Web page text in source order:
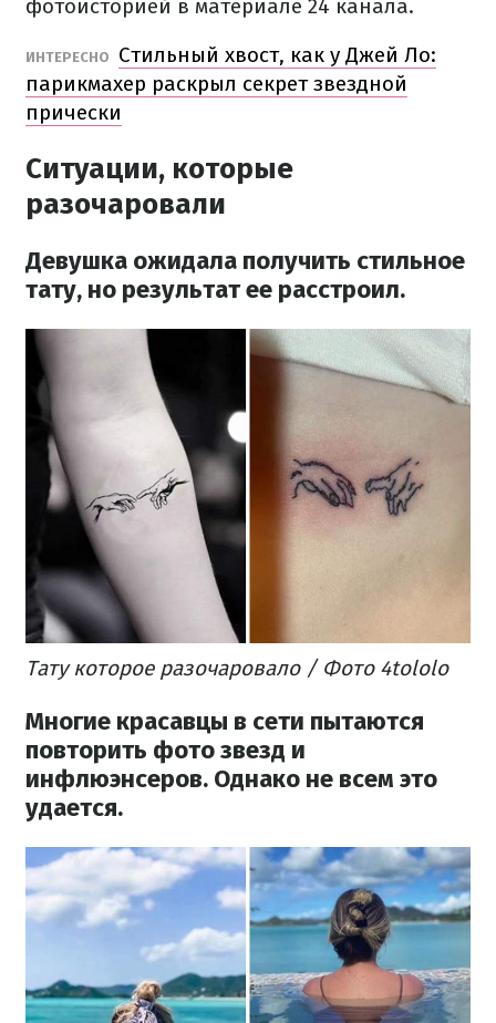
фотоисторией в материале 24 канала.
ИНТЕРЕСНО
Стильный хвост, как у Джей Ло:
парикмахер раскрыл секрет звездной
прически
Ситуации, которые
разочаровали
Девушка ожидала получить стильное
тату, но результат ее расстроил.
Татукоторое разочаровало / Фото 4tololo
Многие красавцы в сети пытаются
повторить фото звезд и
инфлюэнсеров. Однако не всем это
удается.